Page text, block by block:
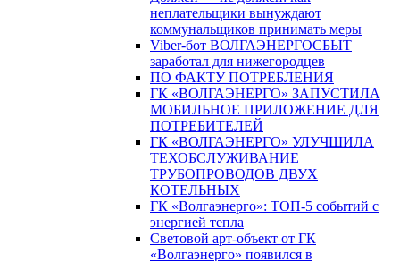
неплательщики вынуждают
коммунальщиков принимать меры
Viber-бот ВОЛГАЭНЕРГОСБЫТ
заработал для нижегородцев
ПО ФАКТУ ПОТРЕБЛЕНИЯ
ГК «ВОЛГАЭНЕРГО» ЗАПУСТИЛА
МОБИЛЬНОЕ ПРИЛОЖЕНИЕ ДЛЯ
ПОТРЕБИТЕЛЕЙ
ГК «ВОЛГАЭНЕРГО» УЛУЧШИЛА
ТЕХОБСЛУЖИВАНИЕ
ТРУБОПРОВОДОВ ДВУХ
КОТЕЛЬНЫХ
ГК «Волгаэнерго»: ТОП-5 событий с
энергией тепла
Световой арт-объект от ГК
«Волгаэнерго» появился в